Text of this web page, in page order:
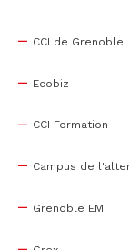
CCI de Grenoble
Ecobiz
CCI Formation
Campus de
Grenoble EM